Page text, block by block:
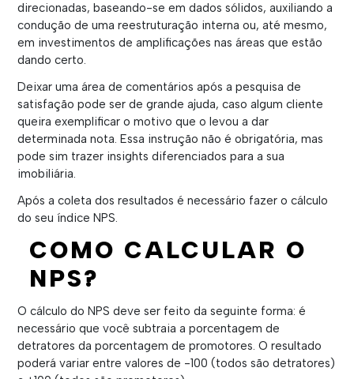
direcionadas, baseando-se em dados sólidos, auxiliando a
condução de uma reestruturação interna ou, até mesmo,
em investimentos de amplificações nas áreas que estão
dando certo.
Deixar uma área de comentários após a pesquisa de
satisfação pode ser de grande ajuda, caso algum cliente
queira exemplificar o motivo que o levou a dar
determinada nota. Essa instrução não é obrigatória, mas
pode sim trazer insights diferenciados para a sua
imobiliária.
Após a coleta dos resultados é necessário fazer o cálculo
do seu índice NPS.
COMO CALCULAR O
NPS?
O cálculo do NPS deve ser feito da seguinte forma: é
necessário que você subtraia a porcentagem de
detratores da porcentagem de promotores. O resultado
poderá variar entre valores de -100 (todos são detratores)